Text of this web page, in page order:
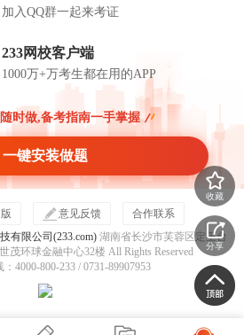
加入QQ群一起来考证
233网校客户端
1000万+万考生都在用的APP
时做,备考指南一手掌握
一键安装做题
意见反馈
合作联系
有限公司(233.com)湖南省长沙市芙蓉区定王台
茂环球金融中心32楼 All Rights Reserved
4000-800-233 / 0731-89907953
收藏
分享